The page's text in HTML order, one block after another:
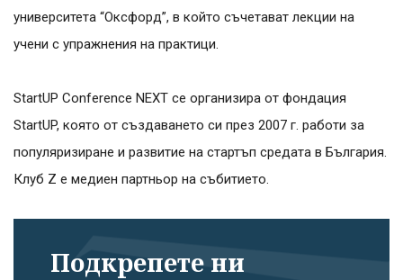
университета “Оксфорд”, в който съчетават лекции на
учени с упражнения на практици.
StartUP Conference NEXT се организира от фондация
StartUP, която от създаването си през 2007 г. работи за
популяризиране и развитие на стартъп средата в България.
Клуб Z е медиен партньор на събитието.
Подкрепете ни